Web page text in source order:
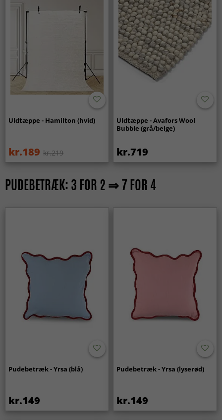
Uldtæppe - Hamilton (hvid)
kr.189 kr.219
Uldtæppe - Avafors Wool
Bubble (grå/beige)
kr.719
PUDEBETRÆK: 3 FOR 2 ⇒ 7 FOR 4
Pudebetræk - Yrsa (blå)
kr.149
Pudebetræk - Yrsa (lyserød)
kr.149